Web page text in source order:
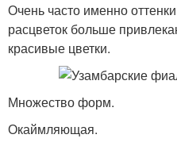
Очень часто именно
расцветок больше
красивые цветки.
Множество форм.
Окаймляющая.